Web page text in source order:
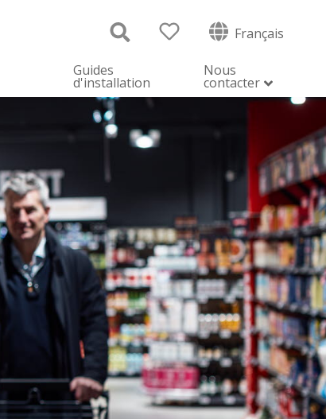
Français
Guides
d'installation
Nous
contacter